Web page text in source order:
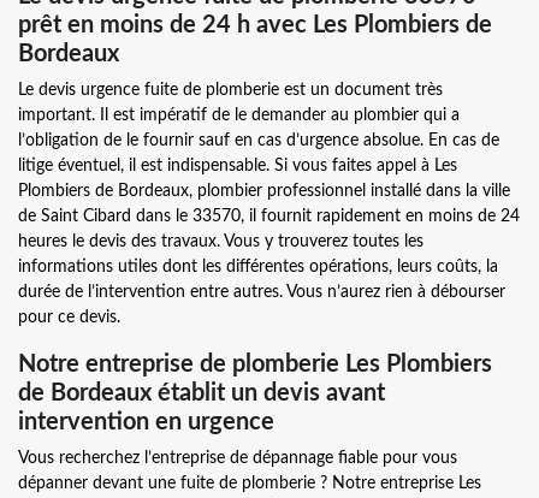
prêt en moins de 24 h avec Les Plombiers de
Bordeaux
Le devis urgence fuite de plomberie est un document très
important. Il est impératif de le demander au plombier qui a
l’obligation de le fournir sauf en cas d’urgence absolue. En cas de
litige éventuel, il est indispensable. Si vous faites appel à Les
Plombiers de Bordeaux, plombier professionnel installé dans la ville
de Saint Cibard dans le 33570, il fournit rapidement en moins de 24
heures le devis des travaux. Vous y trouverez toutes les
informations utiles dont les différentes opérations, leurs coûts, la
durée de l’intervention entre autres. Vous n’aurez rien à débourser
pour ce devis.
Notre entreprise de plomberie Les Plombiers
de Bordeaux établit un devis avant
intervention en urgence
Vous recherchez l’entreprise de dépannage fiable pour vous
dépanner devant une fuite de plomberie ? Notre entreprise Les